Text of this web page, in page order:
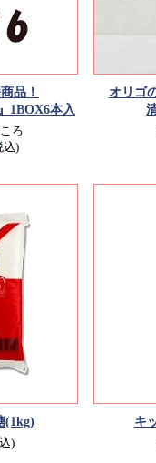
品！
1BOX6本入
ろ
込)
オリゴ
(1kg)
)
キ